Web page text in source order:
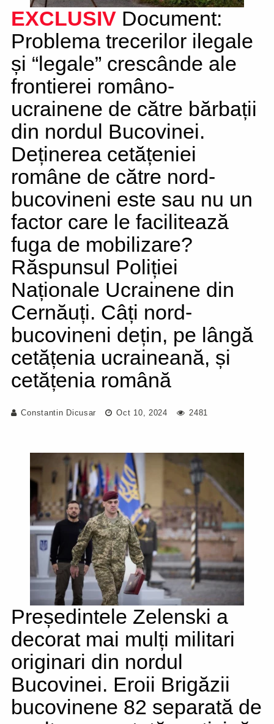
EXCLUSIV Document:
Problema trecerilor ilegale
și “legale” crescânde ale
frontierei româno-
ucrainene de către bărbații
din nordul Bucovinei.
Deținerea cetățeniei
române de către nord-
bucovineni este sau nu un
factor care le facilitează
fuga de mobilizare?
Răspunsul Poliției
Naționale Ucrainene din
Cernăuți. Câți nord-
bucovineni dețin, pe lângă
cetățenia ucraineană, și
cetățenia română
Constantin Dicusar Oct 10, 2024 2481
Președintele Zelenski a
decorat mai mulți militari
originari din nordul
Bucovinei. Eroii Brigăzii
bucovinene 82 separată de